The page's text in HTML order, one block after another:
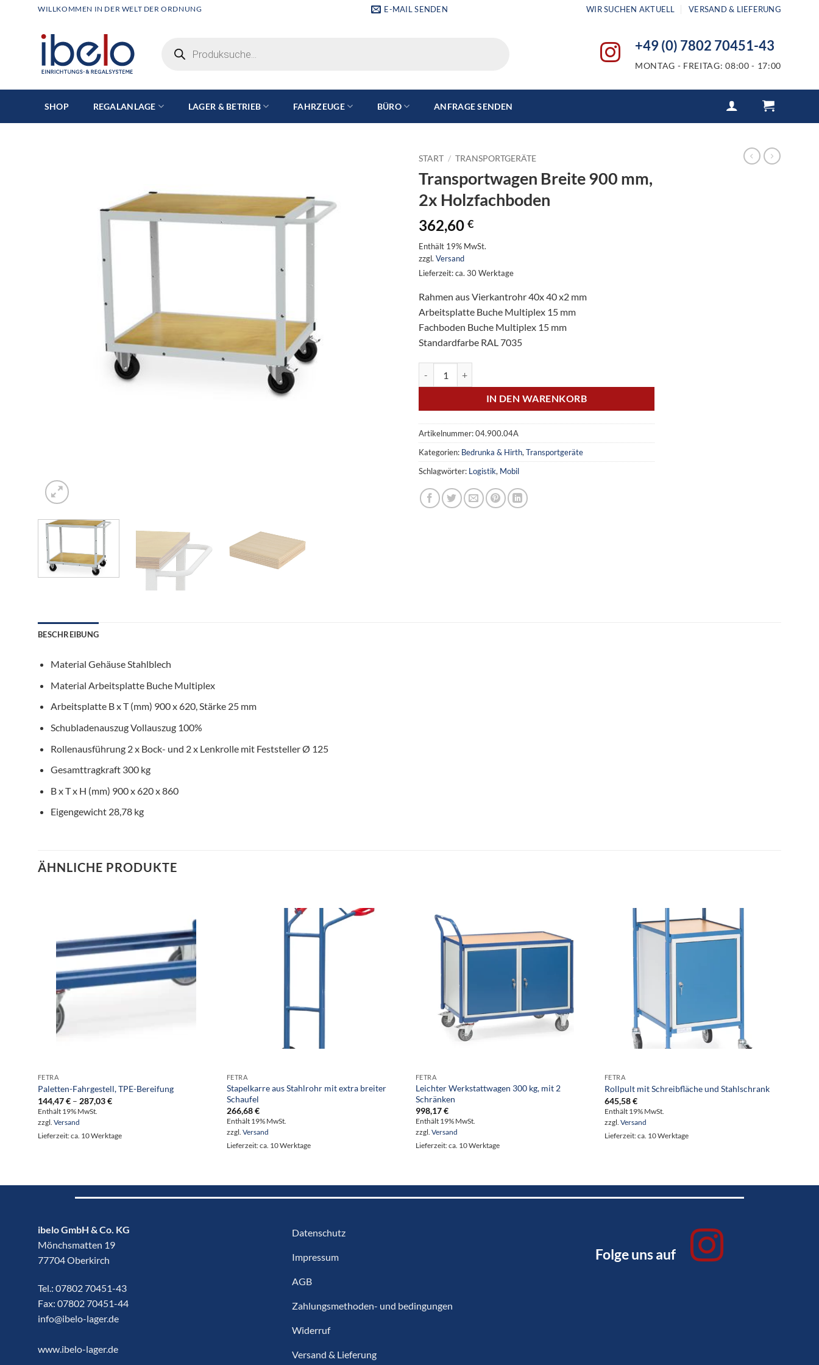
WILLKOMMEN IN DER WELT DER ORDNUNG E-MAIL SENDEN WIR SUCHEN AKTUELL VERSAND & LIEFERUNG
search
+49 (0) 7802 70451-43
MONTAG - FREITAG: 08:00 - 17:00
SHOP REGALANLAGE LAGER & BETRIEB FAHRZEUGE BÜRO ANFRAGE SENDEN
START / TRANSPORTGERÄTE
Transportwagen Breite 900 mm,
2x Holzfachboden
362,60 €
Enthält 19% MwSt.
zzgl. Versand
Lieferzeit: ca. 30 Werktage
Rahmen aus Vierkantrohr 40x 40 x2 mm
Arbeitsplatte Buche Multiplex 15 mm
Fachboden Buche Multiplex 15 mm
Standardfarbe RAL 7035
IN DEN WARENKORB
Artikelnummer:04.900.04A
Kategorien: Bedrunka & Hirth, Transportgeräte
Schlagwörter: Logistik, Mobil
BESCHREIBUNG
Material GehäuseStahlblech
Material Arbeitsplatte Buche Multiplex
Arbeitsplatte B x T (mm) 900 x 620, Stärke 25 mm
SchubladenauszugVollauszug 100%
Rollenausführung 2 x Bock- und 2 x Lenkrolle mit Feststeller Ø 125
Gesamttragkraft 300 kg
B x T x H (mm) 900 x 620 x 860
Eigengewicht 28,78 kg
ÄHNLICHE PRODUKTE
FETRA
Paletten-Fahrgestell, TPE-Bereifung
144,47€ – 287,03€Preisspanne:
Enthält 19% MwSt.
zzgl. Versand
Lieferzeit: ca. 10 Werktage
FETRA
Stapelkarre aus Stahlrohr mit extra breiter
Schaufel
266,68€
Enthält 19% MwSt.
zzgl. Versand
Lieferzeit: ca. 10 Werktage
FETRA
Leichter Werkstattwagen 300 kg, mit 2
Schränken
998,17€
Enthält 19% MwSt.
zzgl. Versand
Lieferzeit: ca. 10 Werktage
FETRA
Rollpult mit Schreibfläche und Stahlschrank
645,58€
Enthält 19% MwSt.
zzgl. Versand
Lieferzeit: ca. 10 Werktage
ibelo GmbH & Co. KG
Mönchsmatten 19
77704 Oberkirch
Tel.: 07802 70451-43
Fax: 07802 70451-44
info@ibelo-lager.de
www.ibelo-lager.de
Datenschutz
Impressum
AGB
Zahlungsmethoden- und bedingungen
Widerruf
Versand & Lieferung
Folge uns auf